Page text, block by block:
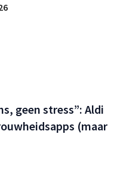
geen stress”: Aldi
(maar